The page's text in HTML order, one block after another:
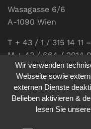
Wasagasse 6/6
A-1090 Wien
T + 43 / 1 / 315 14 11
M + 43 / 664 / 2014
E-Mail:
Homepage:
UID: ATU 811 196 56
Wir verwenden
Webseite sowie
externen Dienste
Belieben aktivieren &
lesen Sie